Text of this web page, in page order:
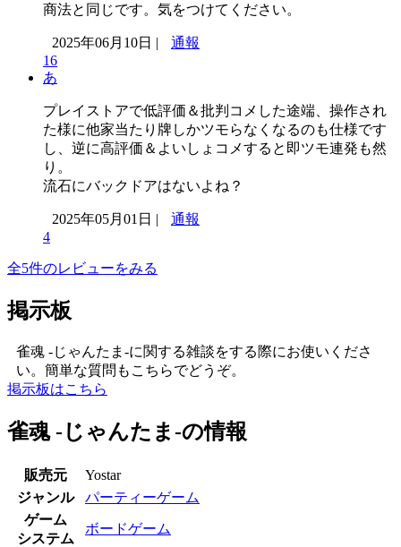
商法と同じです。気をつけてください。
2025年06月10日 |
通報
16
あ
プレイストアで低評価＆批判コメした途端、操作され
た様に他家当たり牌しかツモらなくなるのも仕様です
し、逆に高評価＆よいしょコメすると即ツモ連発も然
り。
流石にバックドアはないよね？
2025年05月01日 |
通報
4
全5件のレビューをみる
掲示板
雀魂 -じゃんたま-に関する雑談をする際にお使いくださ
い。簡単な質問もこちらでどうぞ。
掲示板はこちら
雀魂 -じゃんたま-の情報
販売元
Yostar
ジャンル
パーティーゲーム
ゲーム
システム
ボードゲーム